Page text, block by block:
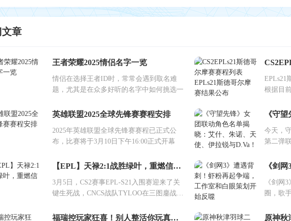
章
王者荣耀2025情侣名字一览
情侣在选择王者ID时，常常会遇到取名难
题，尤其是在众多好听的名字中如何挑选一
EPLs21
根据目
英雄联盟2025全球先锋赛赛程安排
2025年英雄联盟全球先锋赛赛程已正式公
布，比赛将于3月10日下午16:00正式开幕
今天，
第二弹
【EPL】天禄2:1战胜绿叶，重燃信念！
3月5日，CS2赛事EPL-S21入围赛迎来了关
键生死战，CNCS战队TYLOO在三图鏖战中
《剑网
圈，歌
福瑞控玩家狂喜！别人整活你玩真的？帕鲁也想谈恋爱 原神秋